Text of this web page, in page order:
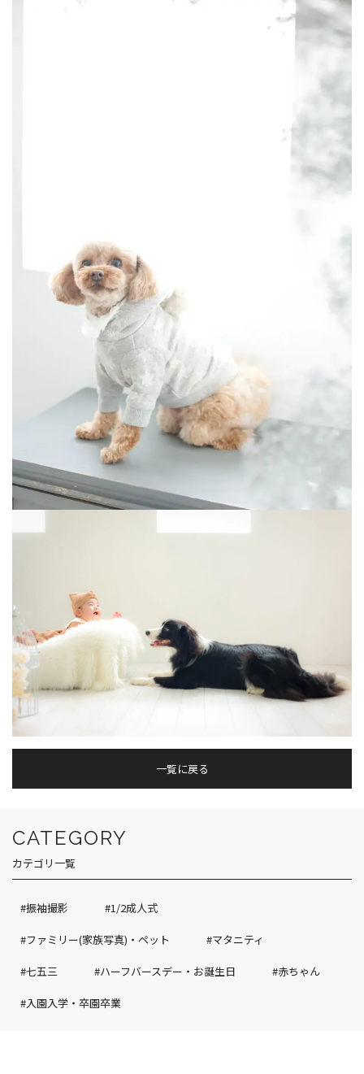
一覧に戻る
CATEGORY
カテゴリ一覧
#振袖撮影 #1/2成人式
#ファミリー(家族写真)・ペット #マタニティ
#七五三 #ハーフバースデー・お誕生日 #赤ちゃん
#入園入学・卒園卒業